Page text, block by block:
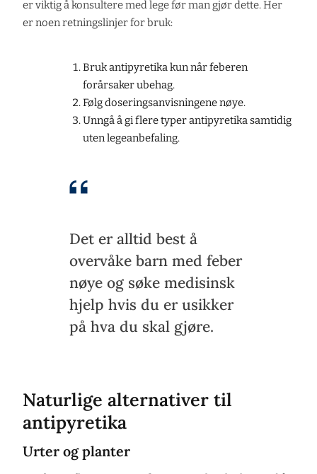
er viktig å konsultere med lege før man gjør dette. Her
er noen retningslinjer for bruk:
Bruk antipyretika kun når feberen
forårsaker ubehag.
Følg doseringsanvisningene nøye.
Unngå å gi flere typer antipyretika samtidig
uten legeanbefaling.
Det er alltid best å
overvåke barn med feber
nøye og søke medisinsk
hjelp hvis du er usikker
på hva du skal gjøre.
Naturlige alternativer til
antipyretika
Urter og planter